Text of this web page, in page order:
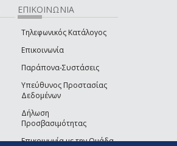
ΕΠΙΚΟΙΝΩΝΙΑ
Τηλεφωνικός Κατάλογος
Επικοινωνία
Παράπονα-Συστάσεις
Υπεύθυνος Προστασίας
Δεδομένων
Δήλωση
Προσβασιμότητας
Επικοινωνία με την Ομάδα